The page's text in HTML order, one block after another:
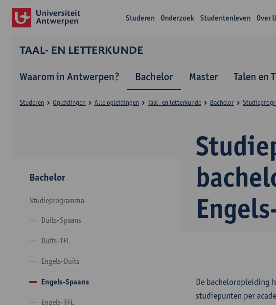
Studeren Onderzoek Studentenleven Over
TAAL- EN LETTERKUNDE
Waarom in Antwerpen? Bachelor Master Talen en
Studeren Opleidingen Alle opleidingen Taal- en letterkunde Bachelor
Bachelor
Studieprogramma
Duits-Spaans
Duits-TFL
Engels-Duits
Engels-Spaans
Engels-TFL
De bacheloropleiding
studiepunten per